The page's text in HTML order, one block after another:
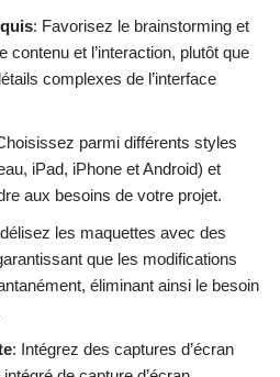
: Favorisez le brainstorming et
contenu et l’interaction, plutôt que
complexes de l’interface
parmi différents styles
iPad, iPhone et Android) et
aux besoins de votre projet.
les maquettes avec des
que les modifications
éliminant ainsi le besoin
: Intégrez des captures d’écran